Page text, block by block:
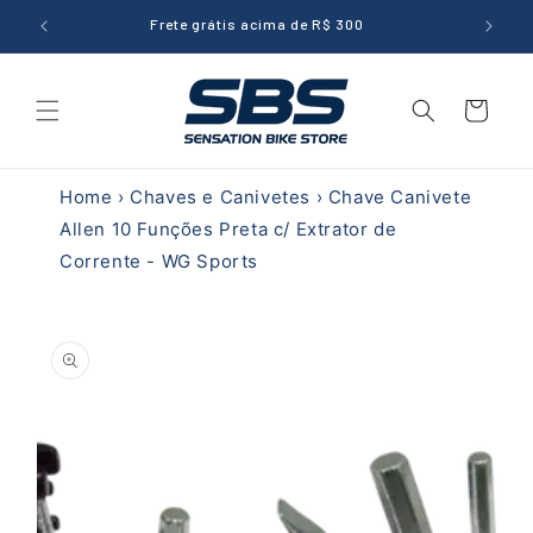
para o
Frete grátis acima de R$ 300 10%
Carrinho
Home › Chaves e Canivetes › Chave Canivete
Allen 10 Funções Preta c/ Extrator de
Corrente - WG Sports
informações